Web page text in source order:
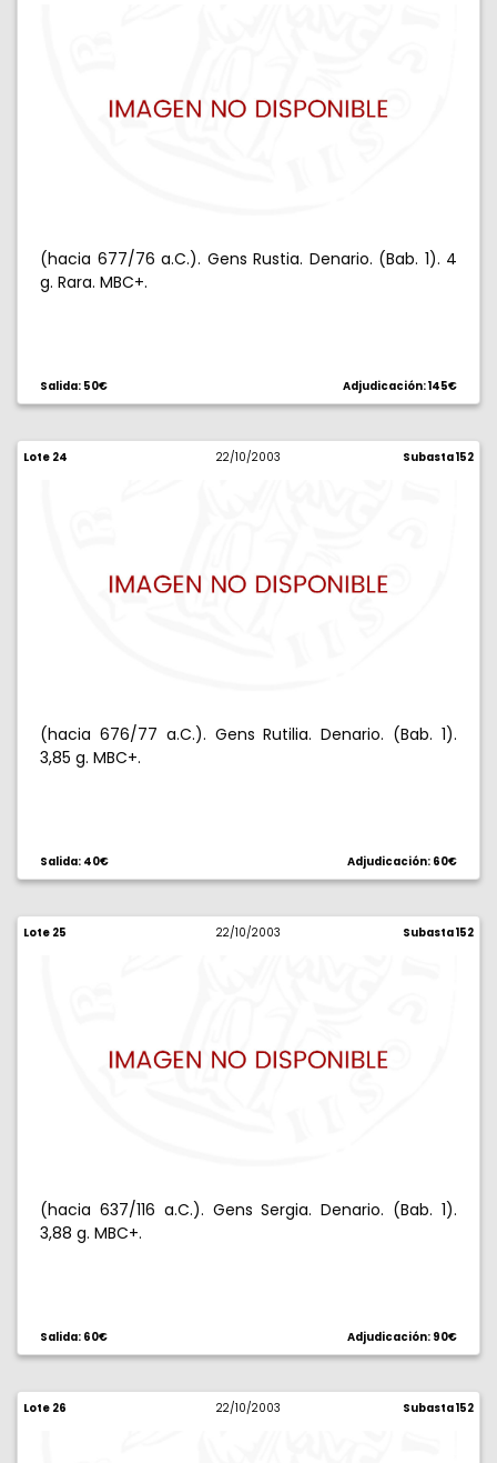
(hacia 677/76 a.C.). Gens Rustia. Denario. (Bab. 1). 4
g. Rara. MBC+.
Salida: 50€ Adjudicación: 145€
Lote 24 22/10/2003 Subasta 152
(hacia 676/77 a.C.). Gens Rutilia. Denario. (Bab. 1).
3,85 g. MBC+.
Salida: 40€ Adjudicación: 60€
Lote 25 22/10/2003 Subasta 152
(hacia 637/116 a.C.). Gens Sergia. Denario. (Bab. 1).
3,88 g. MBC+.
Salida: 60€ Adjudicación: 90€
Lote 26 22/10/2003 Subasta 152